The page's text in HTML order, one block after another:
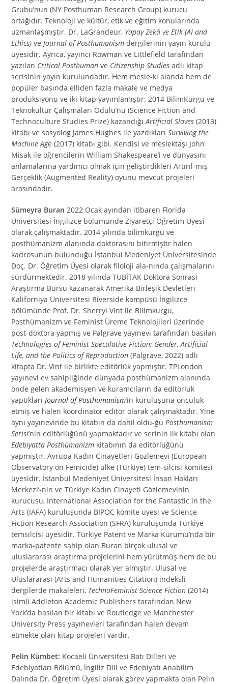
Grubu’nun (NY Posthuman Research Group) kurucu
ortağıdır. Teknoloji ve kültür, etik ve eğitim konularında
uzmanlaşmıştır. Dr. LaGrandeur, Yapay Zekâ ve Etik (AI and
Ethics)ve Journal of Posthumanism dergilerinin yayın kurulu
üyesidir. Ayrıca, yayıncı Rowman ve Littlefield tarafından
yazılan Critical Posthumanve Citizenship Studies adlı kitap
serisinin yayın kurulundadır. Hem mesle-ki alanda hem de
popüler basında elliden fazla makale ve medya
prodüksiyonu ve iki kitap yayımlamıştır: 2014 BilimKurgu ve
Teknokültür Çalışmaları Ödülü’nü (Science Fiction and
Technoculture Studies Prize) kazandığıArtificial Slaves (2013)
kitabı ve sosyolog James Hughes ile yazdıklarıSurviving the
Machine Age (2017) kitabı gibi. Kendisi ve meslektaşı John
Misak ile öğrencilerin William Shakespeare’i ve dünyasını
anlamalarına yardımcı olmak için geliştirdikleri Artırıl-mış
Gerçeklik (Augmented Reality) oyunu mevcut projeleri
arasındadır.
Sümeyra Buran 2022 Ocak ayından itibaren Florida
Üniversitesi İngilizce bölümünde Ziyaretçi Öğretim Üyesi
olarak çalışmaktadır. 2014 yılında bilimkurgu ve
posthümanizm alanında doktorasını bitirmiştir halen
kadrosunun bulunduğu İstanbul Medeniyet Üniversitesinde
Doç. Dr. Öğretim Üyesi olarak filoloji ala-nında çalışmalarını
sürdürmektedir. 2018 yılında TÜBİTAK Doktora Sonrası
Araştırma Bursu kazanarak Amerika Birleşik Devletleri
Kaliforniya Üniversitesi Riverside kampüsü İngilizce
bölümünde Prof. Dr. Sherryl Vint ile Bilimkurgu,
Posthümanizm ve Feminist Üreme Teknolojileri üzerinde
post-doktora yapmış ve Palgrave yayınevi tarafından basılan
Technologies of Feminist Speculative Fiction: Gender, Artificial
Life, and the Politics of Reproduction (Palgrave, 2022) adlı
kitapta Dr. Vint ile birlikte editörlük yapmıştır. TPLondon
yayınevi ev sahipliğinde dünyada posthümanizm alanında
önde gelen akademisyen ve kuramcıların da editörlük
yaptıkları Journal of Posthumanism’in kuruluşuna öncülük
etmiş ve halen koordinatör editör olarak çalışmaktadır. Yine
aynı yayınevinde bu kitabın da dahil oldu-ğu Posthumanism
Serisi’nin editörlüğünü yapmaktadır ve serinin ilk kitabı olan
Edebiyatta Posthümanizm kitabının da editörlüğünü
yapmıştır. Avrupa Kadın Cinayetleri Gözlemevi (European
Observatory on Femicide) ülke (Türkiye) tem-silcisi komitesi
üyesidir. İstanbul Medeniyet Üniversitesi İnsan Hakları
Merkezi’-nin ve Türkiye Kadın Cinayeti Gözlemevinin
kurucusu, International Association for the Fantastic in the
Arts (IAFA) kuruluşunda BIPOC komite üyesi ve Science
Fiction Research Association (SFRA) kuruluşunda Türkiye
temsilcisi üyesidir. Türkiye Patent ve Marka Kurumu’nda bir
marka-patente sahip olan Buran birçok ulusal ve
uluslararası araştırma projelerini hem yürütmüş hem de bu
projelerde araştırmacı olarak yer almıştır. Ulusal ve
Uluslararası (Arts and Humanities Citation) indeksli
dergilerde makaleleri, TechnoFeminist Science Fiction (2014)
isimli Addleton Academic Publishers tarafından New
York’da basılan bir kitabı ve Routledge ve Manchester
University Press yayınevleri tarafından halen devam
etmekte olan kitap projeleri vardır.
Pelin Kümbet: Kocaeli Üniversitesi Batı Dilleri ve
Edebiyatları Bölümü, İngiliz Dili ve Edebiyatı Anabilim
Dalında Dr. Öğretim Üyesi olarak görev yapmakta olan Pelin